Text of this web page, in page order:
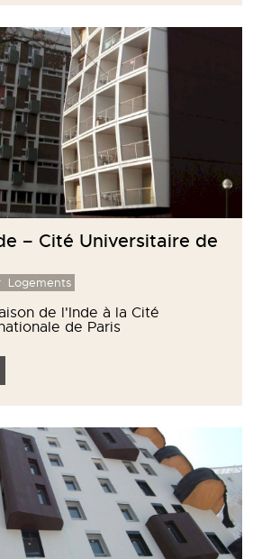
– Cité Universitaire de
Logements
de l'Inde à la Cité
de Paris